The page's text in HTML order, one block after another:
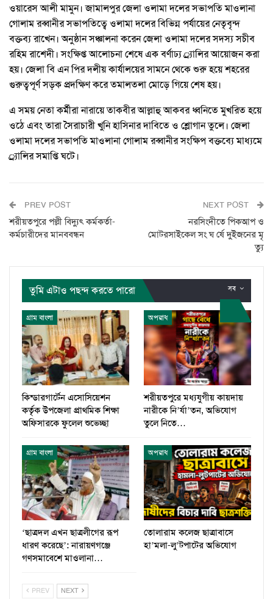
ওয়ারেস আলী মামুন। জামালপুর জেলা ওলামা দলের সভাপতি মাওলানা
গোলাম রব্বানীর সভাপতিত্বে ওলামা দলের বিভিন্ন পর্যায়ের নেতৃবৃন্দ
বক্তব্য রাখেন। অনুষ্ঠান সঞ্চালনা করেন জেলা ওলামা দলের সদস্য সচীব
রহিম রাশেদী। সংক্ষিপ্ত আলোচনা শেষে এক বর্ণাঢ্য র্্যালির আয়োজন করা
হয়। জেলা বি এন পির দলীয় কার্যালয়ের সামনে থেকে শুরু হয়ে শহরের
গুরুত্বপূর্ণ সড়ক প্রদক্ষিণ করে তমালতলা মোড়ে গিয়ে শেষ হয়।
এ সময় নেতা কর্মীরা নারায়ে তাকবীর আল্লাহু আকবর ধ্বনিতে মুখরিত হয়ে
ওঠে এবং তারা সৈরাচারী খুনি হাসিনার দাবিতে ও শ্লোগান তুলে। জেলা
ওলামা দলের সভাপতি মাওলানা গোলাম রব্বানীর সংক্ষিপ বক্তব্যে মাধ্যমে
র্্যালির সমাপ্তি ঘটে।
PREV POST
শরীয়তপুরে পল্লী বিদ্যুৎ কর্মকর্তা-
কর্মচারীদের মানববন্ধন
NEXT POST
নরসিংদীতে পিকআপ ও
মোটরসাইকেল সং ঘ র্ষে দুইজনের মৃ
ত্যু
সব
তুমি এটাও পছন্দ করতে পারো
গ্রাম বাংলা
কিন্ডারগার্টেন এসোসিয়েশন
কর্তৃক উপজেলা প্রাথমিক শিক্ষা
অফিসারকে ফুলেল শুভেচ্ছা
অপরাধ
শরীয়তপুরে মধ্যযুগীয় কায়দায়
নারীকে নি’র্যা’তন, অভিযোগ
তুলে নিতে…
গ্রাম বাংলা
‘ছাত্রদল এখন ছাত্রলীগের রূপ
ধারণ করেছে’: নারায়ণগঞ্জে
গণসমাবেশে মাওলানা…
অপরাধ
তোলারাম কলেজ ছাত্রাবাসে
হা’মলা-লু’টপাটের অভিযোগ
PREV NEXT